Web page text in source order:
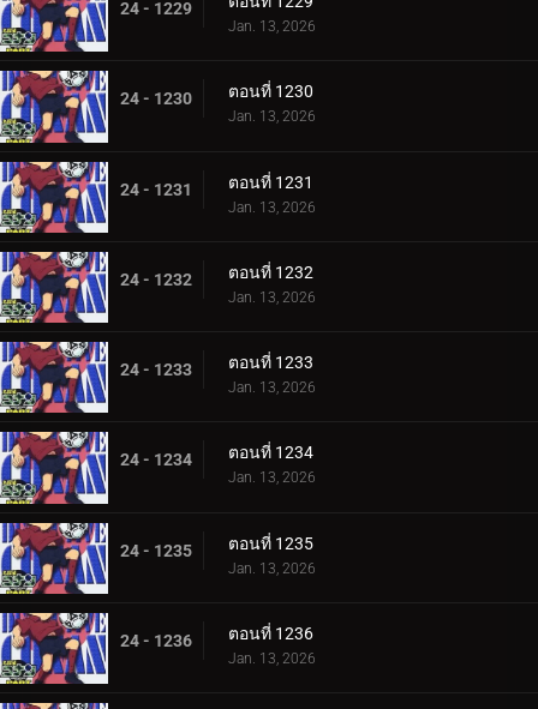
24 - 1229
Jan. 13, 2026
24 - 1230 ตอนที่ 1230
Jan. 13, 2026
24 - 1231 ตอนที่ 1231
Jan. 13, 2026
24 - 1232 ตอนที่ 1232
Jan. 13, 2026
24 - 1233 ตอนที่ 1233
Jan. 13, 2026
24 - 1234 ตอนที่ 1234
Jan. 13, 2026
24 - 1235 ตอนที่ 1235
Jan. 13, 2026
24 - 1236 ตอนที่ 1236
Jan. 13, 2026